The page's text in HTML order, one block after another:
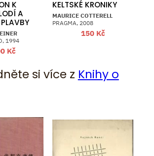
K
A
1994
Kč
KELTSKÉ KRONIKY
MAURICE COTTERELL
PRAGMA, 2008
150 Kč
si více z Knihy o